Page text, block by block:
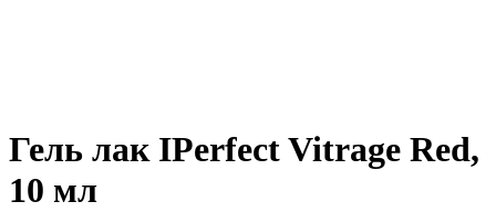
Гель лак IPerfect Vitrage Red,
10 мл